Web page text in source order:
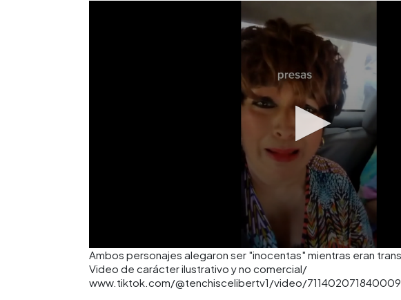
Ambos personajes alegaron ser "inocentas" mientras eran
Video de carácter ilustrativo y no comercial/
www.tiktok.com/@tenchiscelibertv1/video/